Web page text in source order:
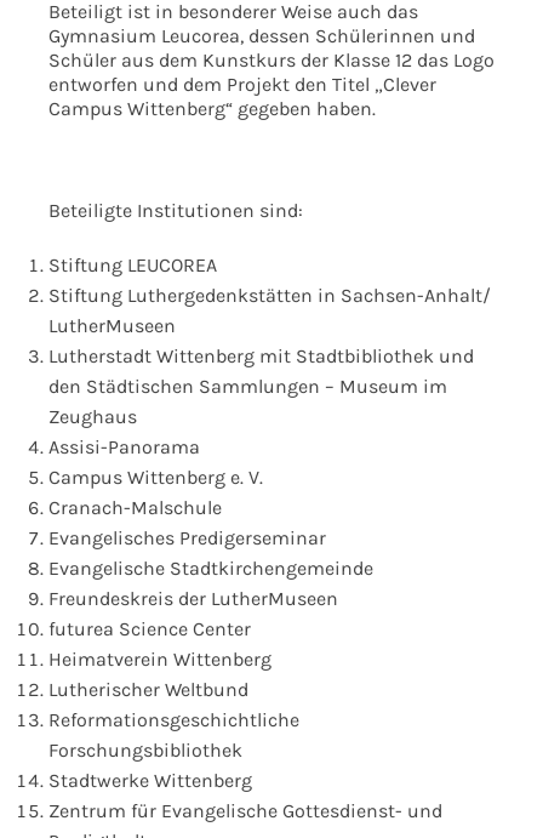
Beteiligt ist in besonderer Weise auch das
Gymnasium Leucorea, dessen Schülerinnen und
Schüler aus dem Kunstkurs der Klasse 12 das Logo
entworfen und dem Projekt den Titel „Clever
Campus Wittenberg“ gegeben haben.
Beteiligte Institutionen sind:
Stiftung LEUCOREA
Stiftung Luthergedenkstätten in Sachsen-Anhalt/
LutherMuseen
Lutherstadt Wittenberg mit Stadtbibliothek und
den Städtischen Sammlungen – Museum im
Zeughaus
Assisi-Panorama
Campus Wittenberg e. V.
Cranach-Malschule
Evangelisches Predigerseminar
Evangelische Stadtkirchengemeinde
Freundeskreis der LutherMuseen
futurea Science Center
Heimatverein Wittenberg
Lutherischer Weltbund
Reformationsgeschichtliche
Forschungsbibliothek
Stadtwerke Wittenberg
Zentrum für Evangelische Gottesdienst- und